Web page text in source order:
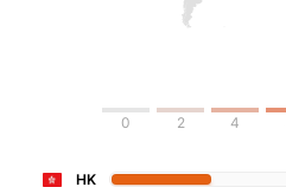
0 2 4
HK